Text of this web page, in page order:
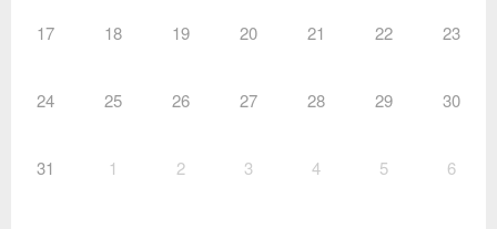
17 18 19 20 21 22 23
24 25 26 27 28 29 30
31 1 2 3 4 5 6